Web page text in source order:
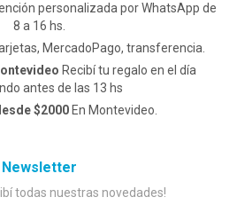
personalizada por WhatsApp de
8 a 16 hs.
MercadoPago, transferencia.
Recibí tu regalo en el día
antes de las 13 hs
$2000En Montevideo.
Newsletter
todas nuestras novedades!